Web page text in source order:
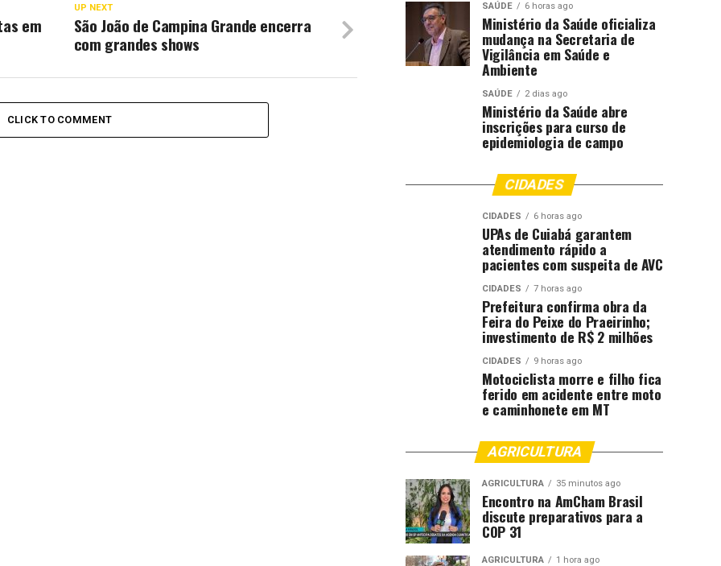
UP NEXT
São João de Campina Grande encerra
com grandes shows
em
CLICK TO COMMENT
SAÚDE 6 horas ago
Ministério da Saúde oficializa
mudança na Secretaria de
Vigilância em Saúde e
Ambiente
SAÚDE 2 dias ago
Ministério da Saúde abre
inscrições para curso de
epidemiologia de campo
CIDADES
CIDADES 6 horas ago
UPAs de Cuiabá garantem
atendimento rápido a
pacientes com suspeita de AVC
CIDADES 7 horas ago
Prefeitura confirma obra da
Feira do Peixe do Praeirinho;
investimento de R$ 2 milhões
CIDADES 9 horas ago
Motociclista morre e filho fica
ferido em acidente entre moto
e caminhonete em MT
AGRICULTURA
AGRICULTURA 35 minutos ago
Encontro na AmCham Brasil
discute preparativos para a
COP 31
AGRICULTURA 1 hora ago